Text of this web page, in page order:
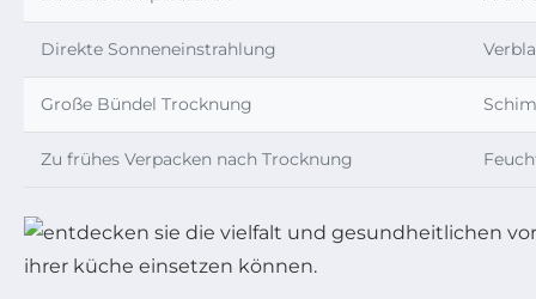
Direkte Sonneneinstrahlung
Große Bündel Trocknung
Zu frühes Verpacken nach Trocknung